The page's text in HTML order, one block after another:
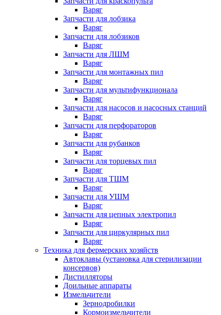
Варяг
Запчасти для лобзика
Варяг
Запчасти для лобзиков
Варяг
Запчасти для ЛШМ
Варяг
Запчасти для монтажных пил
Варяг
Запчасти для мультифункционала
Варяг
Запчасти для насосов и насосных станций
Варяг
Запчасти для перфораторов
Варяг
Запчасти для рубанков
Варяг
Запчасти для торцевых пил
Варяг
Запчасти для ТШМ
Варяг
Запчасти для УШМ
Варяг
Запчасти для цепных электропил
Варяг
Запчасти для циркулярных пил
Варяг
Техника для фермерских хозяйств
Автоклавы (установка для стерилизации
консервов)
Дистилляторы
Доильные аппараты
Измельчители
Зернодробилки
Кормоизмельчители